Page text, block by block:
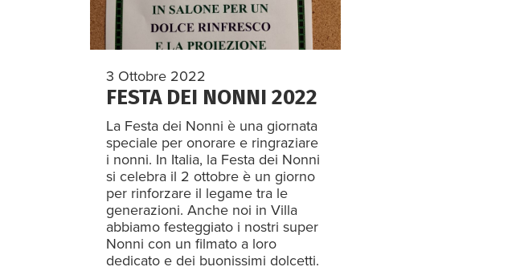
3 Ottobre 2022
FESTA DEI NONNI 2022
La Festa dei Nonni è una giornata
speciale per onorare e ringraziare
i nonni. In Italia, la Festa dei Nonni
si celebra il 2 ottobre è un giorno
per rinforzare il legame tra le
generazioni. Anche noi in Villa
abbiamo festeggiato i nostri super
Nonni con un filmato a loro
dedicato e dei buonissimi dolcetti.